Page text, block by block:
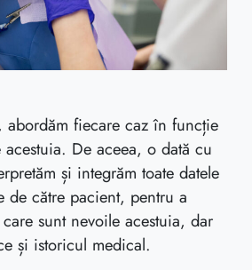
fiecare caz în funcție
De aceea, o dată cu
și integrăm toate datele
de către pacient, pentru a
sunt nevoile acestuia, dar
și istoricul medical.